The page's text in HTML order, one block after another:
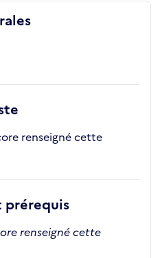
renseigné cette
prérequis
renseigné cette